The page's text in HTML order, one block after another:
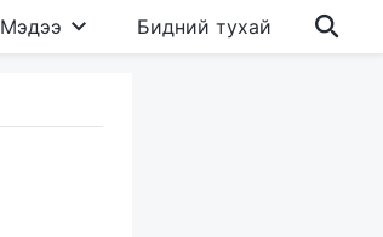
Мэдээ Бидний тухай